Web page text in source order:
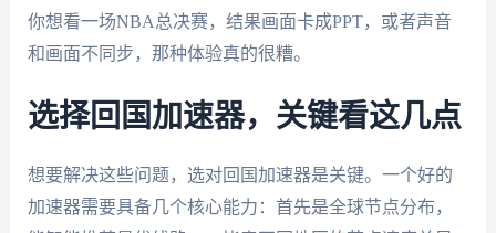
你想看一场NBA总决赛，结果画面卡成PPT，或者声音
和画面不同步，那种体验真的很糟。
选择回国加速器，关键看这几点
想要解决这些问题，选对回国加速器是关键。一个好的
加速器需要具备几个核心能力：首先是全球节点分布，